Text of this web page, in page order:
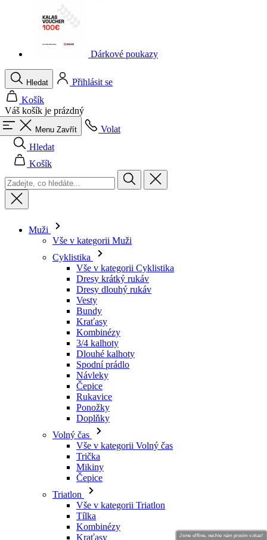
Dárkové poukazy
Hledat
Přihlásit se
Košík
Váš košík je prázdný
Menu Zavřít
Volat
Hledat
Košík
Muži
Vše v kategorii Muži
Cyklistika
Vše v kategorii Cyklistika
Dresy krátký rukáv
Dresy dlouhý rukáv
Vesty
Bundy
Kraťasy
Kombinézy
3/4 kalhoty
Dlouhé kalhoty
Spodní prádlo
Návleky
Čepice
Rukavice
Ponožky
Doplňky
Volný čas
Vše v kategorii Volný čas
Trička
Mikiny
Čepice
Triatlon
Vše v kategorii Triatlon
Tílka
Kombinézy
Kraťasy
Jsme offline, nechte nám prosím vzkaz!